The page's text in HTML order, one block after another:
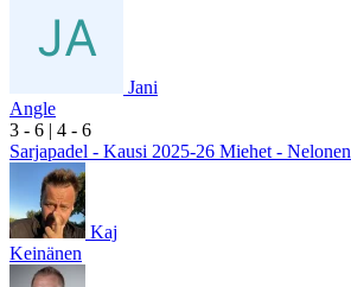
Jani
Angle
3 - 6 | 4 - 6
Sarjapadel - Kausi 2025-26 Miehet - Nelonen
Kaj
Keinänen